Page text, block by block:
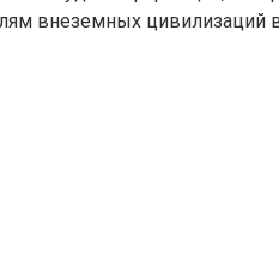
внеземных цивилизаций